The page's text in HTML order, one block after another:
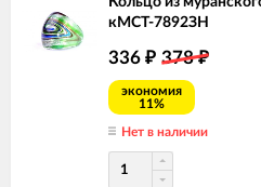
кМСТ-7892ЗН
336 ₽ 378₽
экономия
11%
Нет в наличии